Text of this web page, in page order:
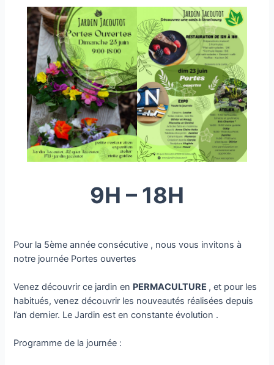
9H – 18H
Pour la 5ème année consécutive , nous vous invitons à
notre journée Portes ouvertes
Venez découvrir ce jardin en PERMACULTURE , et pour les
habitués, venez découvrir les nouveautés réalisées depuis
l’an dernier. Le Jardin est en constante évolution .
Programme de la journée :